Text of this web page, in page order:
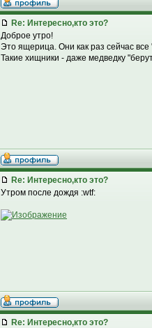
Re: Интересно,кто это?
Доброе утро!
Это ящерица. Они как раз сейчас все
Такие хищники - даже медведку
Re: Интересно,кто это?
Утром после дождя :wtf:
Re: Интересно,кто это?